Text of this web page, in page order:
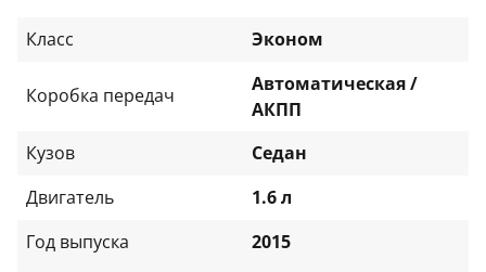
Класс Эконом
Коробка передач
Автоматическая /
АКПП
Кузов
Седан
Двигатель
1.6 л
Год выпуска
2015